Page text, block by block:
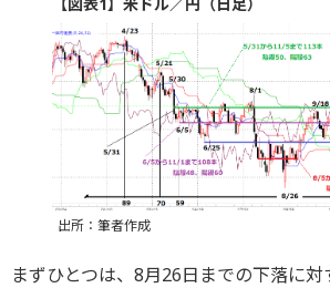
出所：筆者作成
まずひとつは、8月26日までの下落に